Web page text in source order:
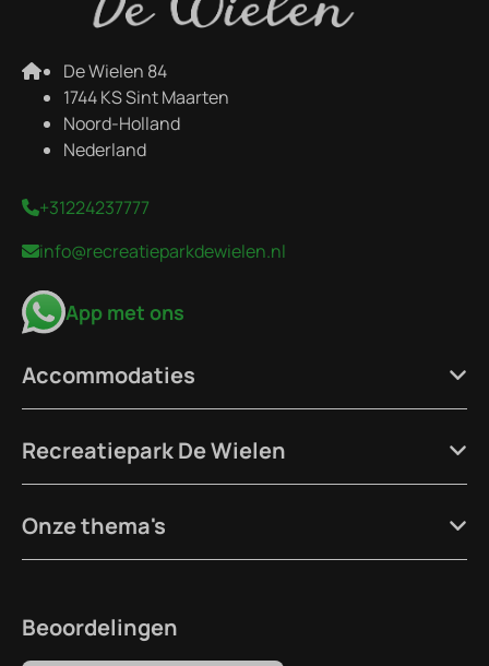
De Wielen 84
1744 KS Sint Maarten
Noord-Holland
Nederland
+31224237777
info@recreatieparkdewielen.nl
App met ons
Accommodaties
Recreatiepark De Wielen
Onze thema's
Beoordelingen